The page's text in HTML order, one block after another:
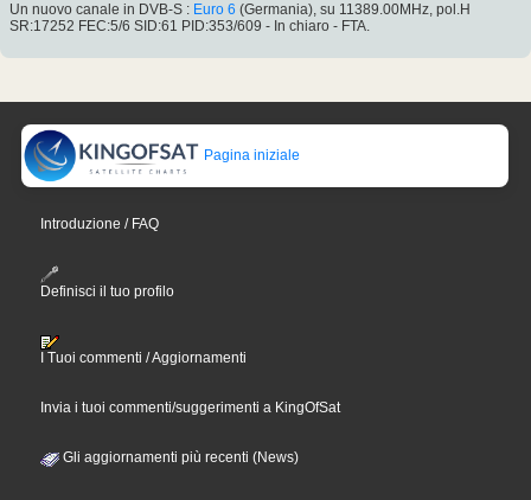
Un nuovo canale in DVB-S : Euro 6 (Germania), su 11389.00MHz, pol.H
SR:17252 FEC:5/6 SID:61 PID:353/609 - In chiaro - FTA.
Pagina iniziale
Introduzione / FAQ
Definisci il tuo profilo
I Tuoi commenti / Aggiornamenti
Invia i tuoi commenti/suggerimenti a KingOfSat
Gli aggiornamenti più recenti (News)